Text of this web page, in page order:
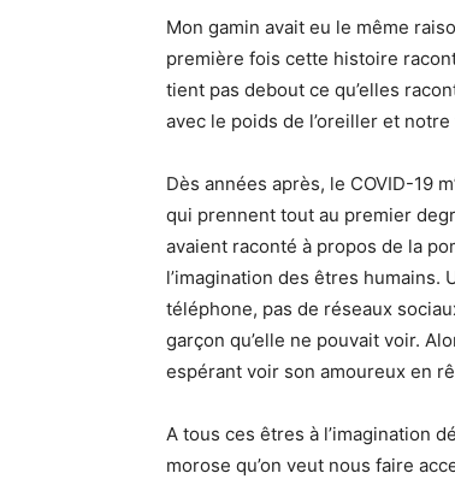
Mon gamin avait eu le même
première fois cette histoire
tient pas debout ce qu’elles
avec le poids de l’oreiller et
Dès années après, le COVID-19
qui prennent tout au premier
avaient raconté à propos de la
l’imagination des êtres humains.
téléphone, pas de réseaux
garçon qu’elle ne pouvait voir.
espérant voir son amoureux en
A tous ces êtres à l’imagination
morose qu’on veut nous faire